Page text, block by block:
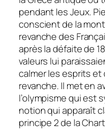
pendant les Jeux.
conscient de la
revanche des
après la défaite de
valeurs lui
calmer les esprits et
revanche. Il met en
l’olympisme qui est
notion qui apparaît
principe 2 de la